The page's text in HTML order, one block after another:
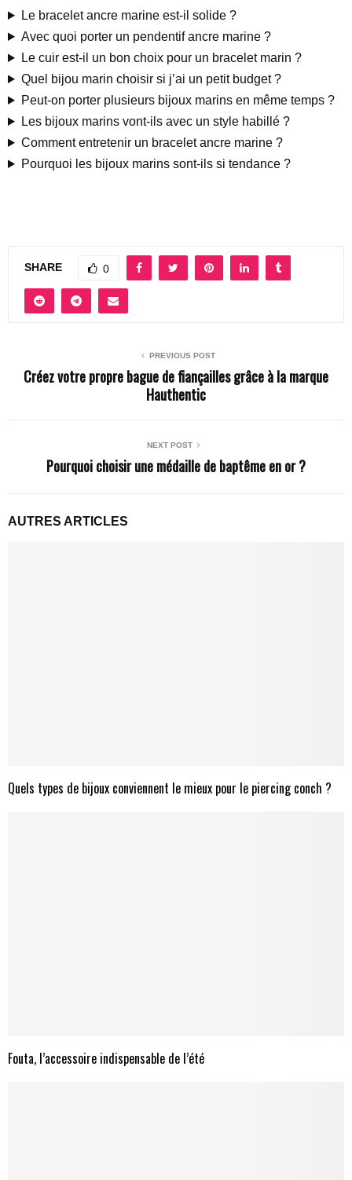
Le bracelet ancre marine est-il solide ?
Avec quoi porter un pendentif ancre marine ?
Le cuir est-il un bon choix pour un bracelet marin ?
Quel bijou marin choisir si j’ai un petit budget ?
Peut-on porter plusieurs bijoux marins en même temps ?
Les bijoux marins vont-ils avec un style habillé ?
Comment entretenir un bracelet ancre marine ?
Pourquoi les bijoux marins sont-ils si tendance ?
SHARE 0
PREVIOUS POST
Créez votre propre bague de fiançailles grâce à la marque
Hauthentic
NEXT POST
Pourquoi choisir une médaille de baptême en or ?
AUTRES ARTICLES
Quels types de bijoux conviennent le mieux pour le piercing conch ?
Fouta, l’accessoire indispensable de l’été